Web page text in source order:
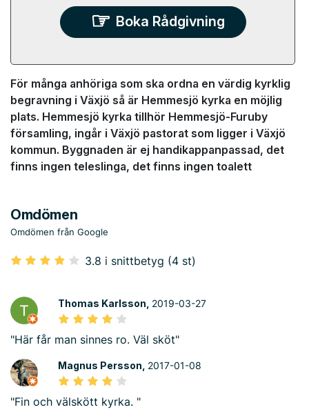
Boka Rådgivning
För många anhöriga som ska ordna en värdig kyrklig
begravning i Växjö så är Hemmesjö kyrka en möjlig
plats. Hemmesjö kyrka tillhör Hemmesjö-Furuby
församling, ingår i Växjö pastorat som ligger i Växjö
kommun. Byggnaden är ej handikappanpassad, det
finns ingen teleslinga, det finns ingen toalett
Omdömen
Omdömen från Google
3.8 i snittbetyg (4 st)
Thomas Karlsson, 2019-03-27
"Här får man sinnes ro. Väl sköt"
Magnus Persson, 2017-01-08
"Fin och välskött kyrka. "